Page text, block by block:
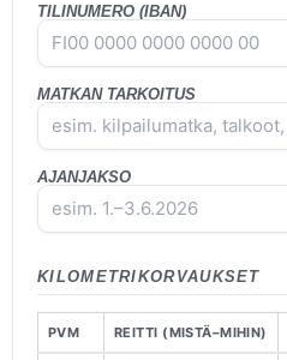
TILINUMERO (IBAN)
MATKAN TARKOITUS
AJANJAKSO
KILOMETRIKORVAUKSET
PVM REITTI (MISTÄ–MIHIN)